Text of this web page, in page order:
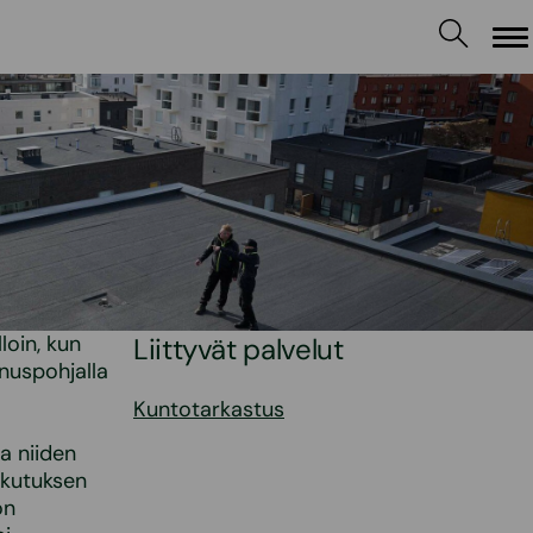
kun
niiden
Liittyvät palvelut
Kuntotarkastus